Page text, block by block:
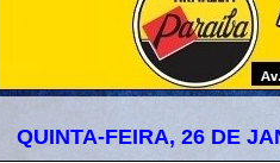
QUINTA-FEIRA, 26 DE